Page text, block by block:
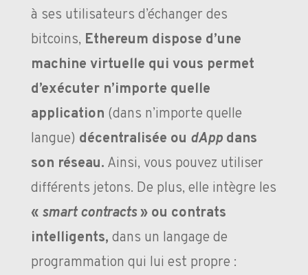
à ses utilisateurs d’échanger des
bitcoins, Ethereum dispose d’une
machine virtuelle qui vous permet
d’exécuter n’importe quelle
application (dans n’importe quelle
langue) décentralisée ou dAppdans
son réseau. Ainsi, vous pouvez utiliser
différents jetons. De plus, elle intègre les
« smart contracts» ou contrats
intelligents, dans un langage de
programmation qui lui est propre :